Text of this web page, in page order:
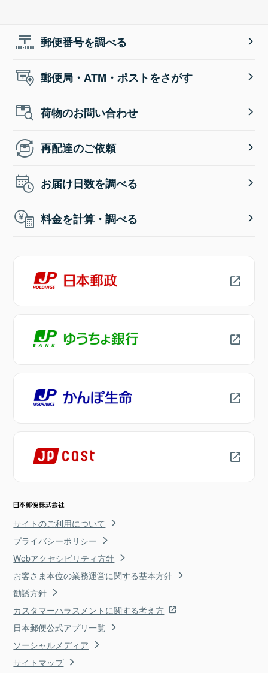
郵便番号を調べる
郵便局・ATM・ポストをさがす
荷物のお問い合わせ
再配達のご依頼
お届け日数を調べる
料金を計算・調べる
サイトのご利用について
プライバシーポリシー
Webアクセシビリティ方針
お客さま本位の業務運営に関する基本方針
勧誘方針
カスタマーハラスメントに関する考え方
日本郵便公式アプリ一覧
ソーシャルメディア
サイトマップ